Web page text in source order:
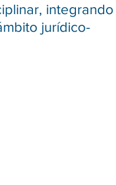
integrando
jurídico-